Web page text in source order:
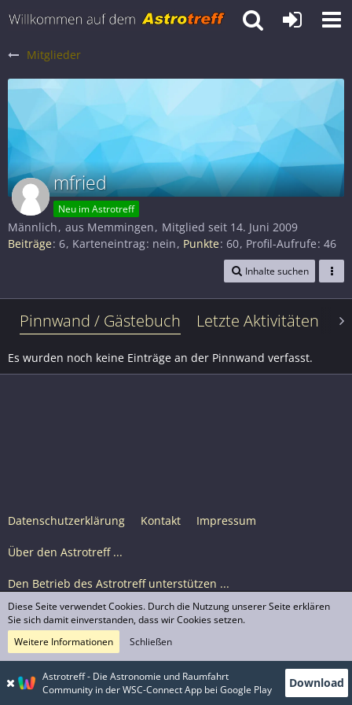
Mitglieder
mfried
Neu im Astrotreff
Männlich aus Memmingen
Mitglied seit 14. Juni 2009
Beiträge 6 Karteneintrag nein Punkte 60 Profil-Aufrufe 46
Inhalte suchen
Pinnwand / Gästebuch Letzte Aktivitäten
Es wurden noch keine Einträge an der Pinnwand verfasst.
Datenschutzerklärung Kontakt Impressum
Über den Astrotreff ...
Den Betrieb des Astrotreff unterstützen ...
Nutzungsbedingungen
© Astrotreff 2001-2026, lizenziert unter CC BY-SA,
sofern für einzelne Inhalte nicht anders angegeben
Astrotreff - Die Astronomie und Raumfahrt
Community in der WSC-Connect App bei Google Play
Download
Diese Seite verwendet Cookies. Durch die Nutzung unserer Seite erklären
Sie sich damit einverstanden, dass wir Cookies setzen.
Weitere Informationen
Schließen